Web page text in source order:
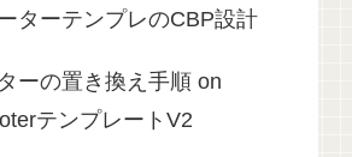
ターテンプレのCBP設計
ーの置き換え手順 on
テンプレートV2